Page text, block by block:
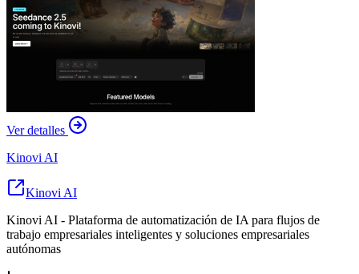
Ver detalles
Kinovi AI
Kinovi AI
Kinovi AI - Plataforma de automatización de IA para flujos de
trabajo empresariales inteligentes y soluciones empresariales
autónomas